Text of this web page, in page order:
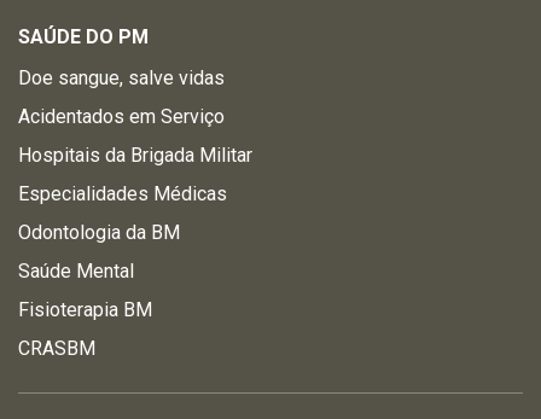
SAÚDE DO PM
Doe sangue, salve vidas
Acidentados em Serviço
Hospitais da Brigada Militar
Especialidades Médicas
Odontologia da BM
Saúde Mental
Fisioterapia BM
CRASBM